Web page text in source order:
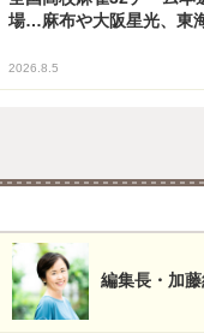
場…麻布や大阪星光、東
2026.8.5
編集長・加